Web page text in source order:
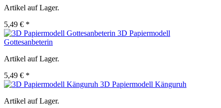
Artikel auf Lager.
5,49 € *
3D Papiermodell
Gottesanbeterin
Artikel auf Lager.
5,49 € *
3D Papiermodell Känguruh
Artikel auf Lager.